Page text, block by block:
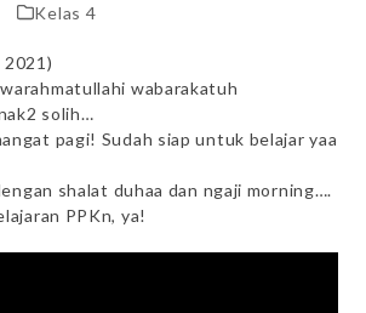
Kelas 4
wabarakatuh
solih…
pagi! Sudah siap untuk belajar yaa
shalat duhaa dan ngaji morning….
PPKn, ya!